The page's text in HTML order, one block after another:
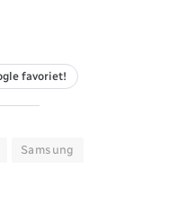
favoriet!
Samsung